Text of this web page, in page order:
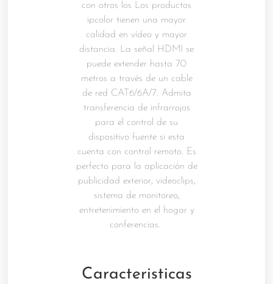
con otros los Los productos
ipcolor tienen una mayor
calidad en vídeo y mayor
distancia. La señal HDMI se
puede extender hasta 70
metros a través de un cable
de red CAT6/6A/7. Admita
transferencia de infrarrojos
para el control de su
dispositivo fuente si esta
cuenta con control remoto. Es
perfecto para la aplicación de
publicidad exterior, videoclips,
sistema de monitoreo,
entretenimiento en el hogar y
conferencias.
Caracteristicas